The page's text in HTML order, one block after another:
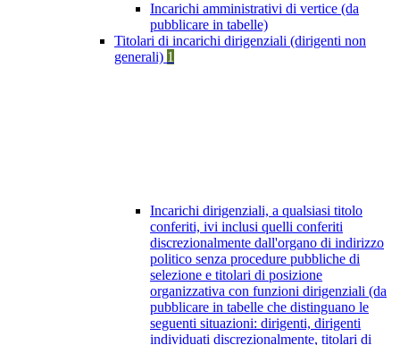
Incarichi amministrativi di vertice (da
pubblicare in tabelle)
Titolari di incarichi dirigenziali (dirigenti non
generali) 1
Incarichi dirigenziali, a qualsiasi titolo
conferiti, ivi inclusi quelli conferiti
discrezionalmente dall'organo di indirizzo
politico senza procedure pubbliche di
selezione e titolari di posizione
organizzativa con funzioni dirigenziali (da
pubblicare in tabelle che distinguano le
seguenti situazioni: dirigenti, dirigenti
individuati discrezionalmente, titolari di